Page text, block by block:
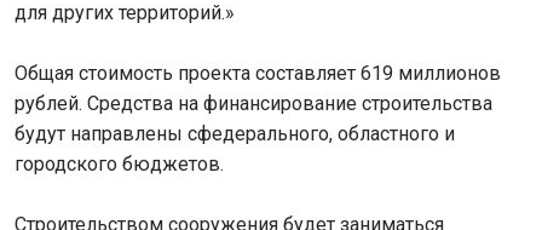
для других территорий.»
Общая стоимость проекта составляет 619 миллионов
рублей. Средства на финансирование строительства
будут направлены сфедерального, областного и
городского бюджетов.
Строительством сооружения будет заниматься